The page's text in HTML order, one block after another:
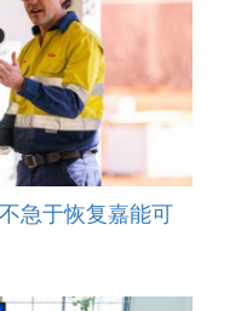
急于恢复嘉能可